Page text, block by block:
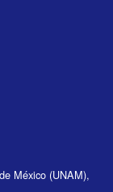
México (UNAM),